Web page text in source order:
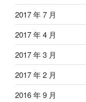
2017 年 7 月
2017 年 4 月
2017 年 3 月
2017 年 2 月
2016 年 9 月